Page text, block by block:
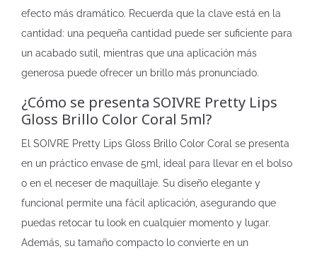
efecto más dramático. Recuerda que la clave está en la
cantidad: una pequeña cantidad puede ser suficiente para
un acabado sutil, mientras que una aplicación más
generosa puede ofrecer un brillo más pronunciado.
¿Cómo se presenta SOIVRE Pretty Lips
Gloss Brillo Color Coral 5ml?
El SOIVRE Pretty Lips Gloss Brillo Color Coral se presenta
en un práctico envase de 5ml, ideal para llevar en el bolso
o en el neceser de maquillaje. Su diseño elegante y
funcional permite una fácil aplicación, asegurando que
puedas retocar tu look en cualquier momento y lugar.
Además, su tamaño compacto lo convierte en un